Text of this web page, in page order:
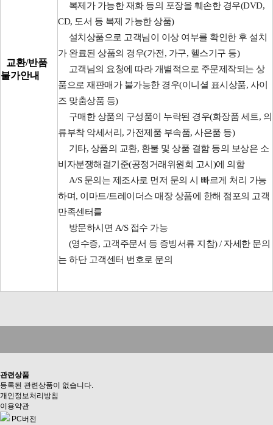
교환/반품
불가안내
복제가 가능한 재화 등의 포장을 훼손한 경우(DVD,
CD, 도서 등 복제 가능한 상품)
설치상품으로 고객님이 이상 여부를 확인한 후 설치
가 완료된 상품의 경우(가전, 가구, 헬스기구 등)
고객님의 요청에 따라 개별적으로 주문제작되는 상
품으로 재판매가 불가능한 경우(이니셜 표시상품, 사이
즈 맞춤상품 등)
구매한 상품의 구성품이 누락된 경우(화장품 세트, 의
류부착 악세서리, 가전제품 부속품, 사은품 등)
기타, 상품의 교환, 환불 및 상품 결함 등의 보상은 소
비자분쟁해결기준(공정거래위원회 고시)에 의함
A/S 문의는 제조사로 먼저 문의 시 빠르게 처리 가능
하며, 이마트/트레이더스 매장 상품에 한해 점포의 고객
만족센터를
방문하시면 A/S 접수 가능
(영수증, 고객주문서 등 증빙서류 지참) / 자세한 문의
는 하단 고객센터 번호로 문의
관련상품
등록된 관련상품이 없습니다.
개인정보처리방침
이용약관
PC버전